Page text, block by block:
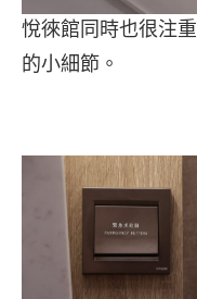
悅徠館同時也很注
的小細節。